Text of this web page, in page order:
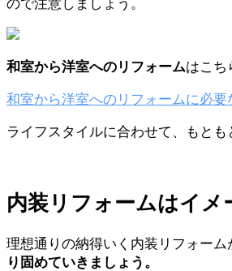
ので注意しましょう。
和室から洋室へのリフォームはこち
和室から洋室へのリフォームに必
ライフスタイルに合わせて、もと
内装リフォームはイメ
理想通りの納得いく内装リフォー
り固めていきましょう。